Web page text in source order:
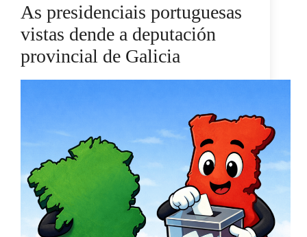
As presidenciais portuguesas
vistas dende a deputación
provincial de Galicia